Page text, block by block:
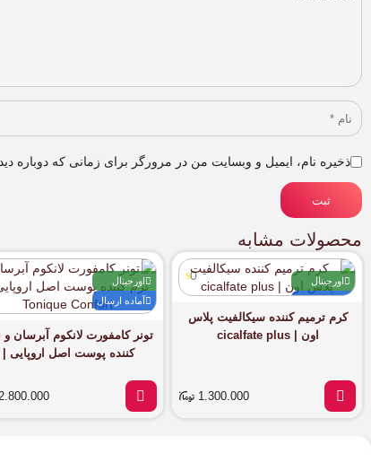
ذخیره نام، ایمیل و وبسایت من در مرورگر برای زمانی که دوباره
ثبت
محصولات مشابه
اورجینال
0
کرم ترمیم کننده سیکالفیت پلاس
اون | cicalfate plus
1.300.000
اورجینال
آماده ارسال
تونر کامفورت لانکوم آبرسان و
کننده پوست اصل اروپایی |
2.800.000